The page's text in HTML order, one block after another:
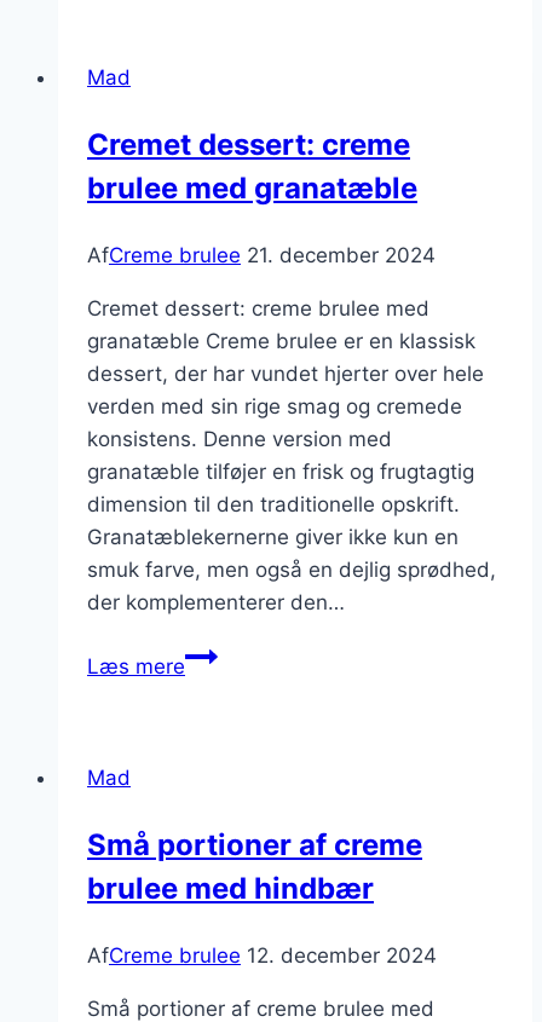
dessert
Mad
Cremet dessert: creme
brulee med granatæble
AfCreme brulee 21. december 2024
Cremet dessert: creme brulee med
granatæble Creme brulee er en klassisk
dessert, der har vundet hjerter over hele
verden med sin rige smag og cremede
konsistens. Denne version med
granatæble tilføjer en frisk og frugtagtig
dimension til den traditionelle opskrift.
Granatæblekernerne giver ikke kun en
smuk farve, men også en dejlig sprødhed,
der komplementerer den…
Læs mereCremet
Mad
Små portioner af creme
brulee med hindbær
AfCreme brulee 12. december 2024
Små portioner af creme brulee med